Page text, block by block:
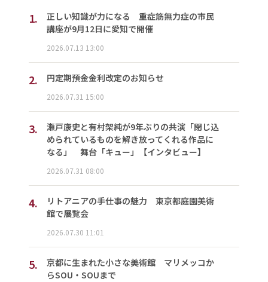
1.
正しい知識が力になる 重症筋無力症の市民
講座が9月12日に愛知で開催
2026.07.13 13:00
2. 円定期預金金利改定のお知らせ
2026.07.31 15:00
3.
瀬戸康史と有村架純が9年ぶりの共演「閉じ込
められているものを解き放ってくれる作品に
なる」 舞台「キュー」【インタビュー】
2026.07.31 08:00
4.
リトアニアの手仕事の魅力 東京都庭園美術
館で展覧会
2026.07.30 11:01
5.
京都に生まれた小さな美術館 マリメッコか
らSOU・SOUまで